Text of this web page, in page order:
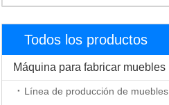
Todos los productos
Máquina para fabricar muebles
Línea de producción de muebles